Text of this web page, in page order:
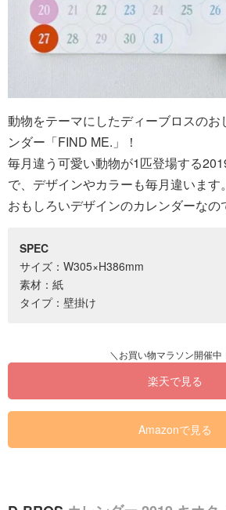
動物をテーマにしたディーブロスのお
ンダー「FIND ME.」！
毎月違う可愛い動物が1匹登場する
で、デザインやカラーも毎月違います。
おもしろいデザインのカレンダーなの
SPEC
サイズ：W305×H386mm
素材：紙
タイプ：壁掛け
楽天で見る
Amazonで見る